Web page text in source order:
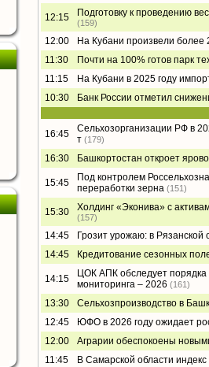
12:15 Подготовку к проведению
(159)
12:00
На Кубани произвели более
11:30
Почти на 100% готов парк
11:15
На Кубани в 2025 году
10:30
Банк России отметил
16:45
Сельхозорганизации РФ в
т (179)
16:30 Башкортостан откроет
15:45
Под контролем
переработки зерна (151)
15:30 Холдинг «Эконива» с
(157)
14:45
Грозит урожаю: в
14:45
Кредитование сезонных
14:15
ЦОК АПК обследует порядка
мониторинга – 2026 (161)
13:30
Сельхозпроизводство в
12:45
ЮФО в 2026 году ожидает
12:00
Аграрии обеспокоены
11:45
В Самарской области